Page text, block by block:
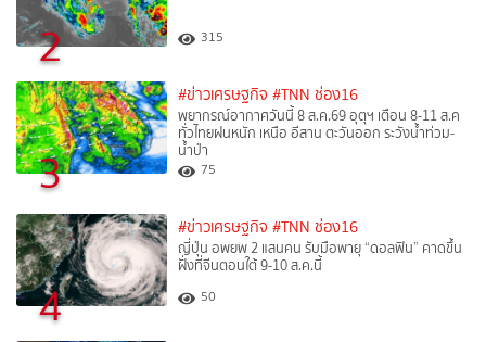
2 315
3
#ข่าวเศรษฐกิจ #TNN ช่อง16
พยากรณ์อากาศวันนี้ 8 ส.ค.69 อุตุฯ เตือน 8-11 ส.ค
ทั่วไทยฝนหนัก เหนือ อีสาน ตะวันออก ระวังน้ำท่วม-
น้ำป่า
75
4
#ข่าวเศรษฐกิจ #TNN ช่อง16
ญี่ปุ่น อพยพ 2 แสนคน รับมือพายุ “ดอลฟิน” คาดขึ้น
ฝั่งที่จีนตอนใต้ 9-10 ส.ค.นี้
50